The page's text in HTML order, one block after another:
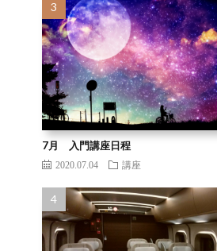
7月 入門講座日程
2020.07.04 講座